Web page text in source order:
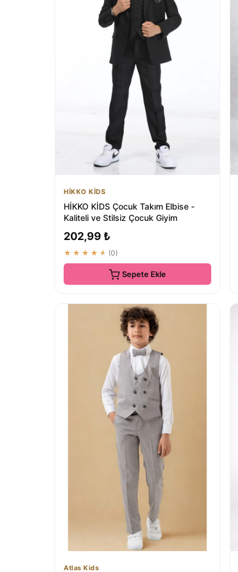
HİKKO KİDS
HİKKO KİDS Çocuk Takım Elbise -
Kaliteli ve Stilsiz Çocuk Giyim
202,99 ₺
★★★★★ (0)
Sepete Ekle
Atlas Kids